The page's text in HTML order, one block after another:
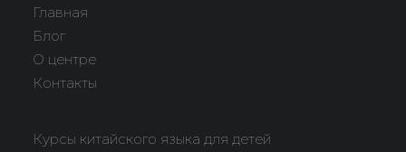
Главная
Блог
О центре
Контакты
Курсы китайского языка для детей